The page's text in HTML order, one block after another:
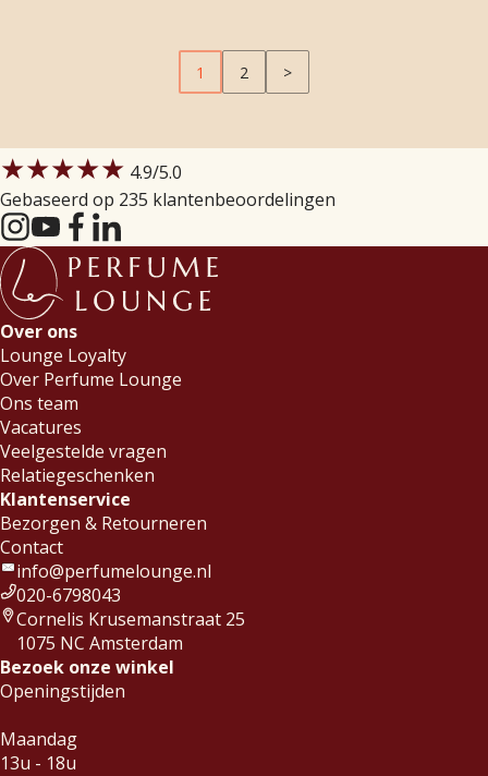
1 2 >
★★★★★ 4.9/5.0
Gebaseerd op 235 klantenbeoordelingen
Over ons
Lounge Loyalty
Over Perfume Lounge
Ons team
Vacatures
Veelgestelde vragen
Relatiegeschenken
Klantenservice
Bezorgen & Retourneren
Contact
info@perfumelounge.nl
020-6798043
Cornelis Krusemanstraat 25
1075 NC Amsterdam
Bezoek onze winkel
Openingstijden
Maandag
13u - 18u